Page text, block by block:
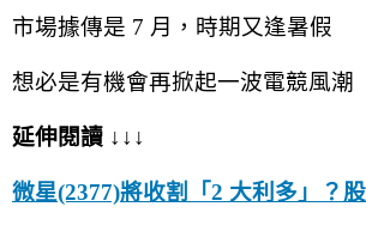
市場據傳是 7 月，時期又逢暑假
想必是有機會再掀起一波電競風潮
延伸閱讀 ↓↓↓
微星(2377)將收割「2 大利多」？